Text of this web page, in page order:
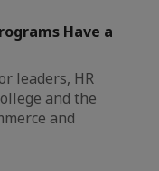
Have a
leaders, HR
and the
and